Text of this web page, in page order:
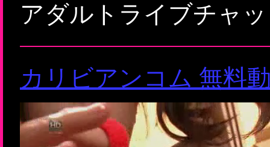
アダルトライブチャ
カリビアンコム 無料